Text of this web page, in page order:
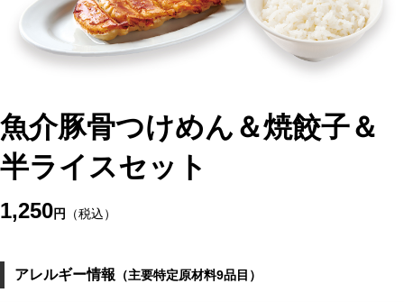
魚介豚骨つけめん＆焼餃子＆
半ライスセット
1,250円 （税込）
アレルギー情報 （主要特定原材料9品目）